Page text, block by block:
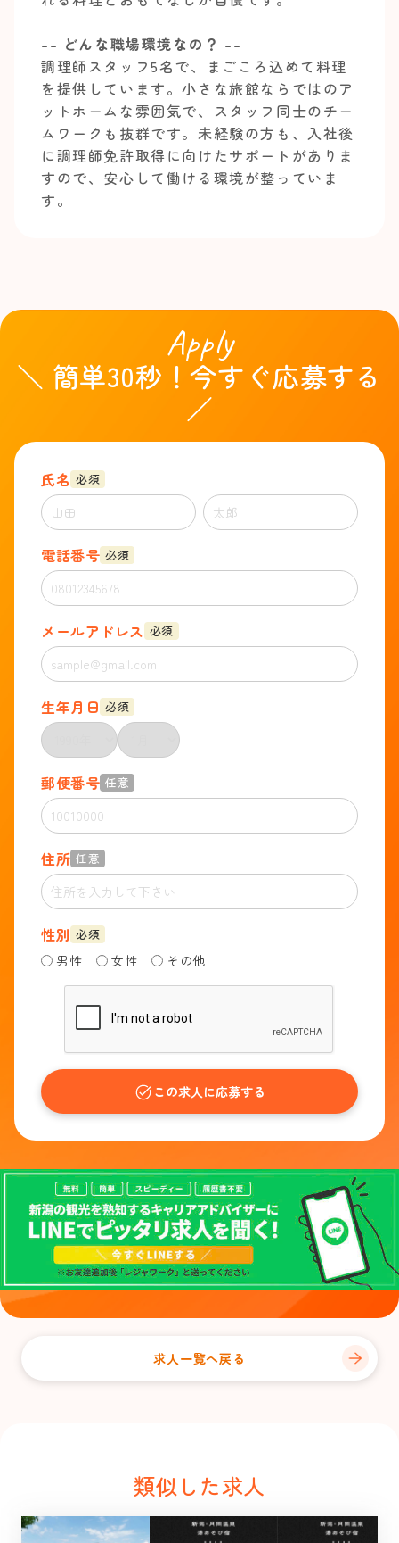
-- どんな職場環境なの？ --
調理師スタッフ5名で、まごころ込めて料理
を提供しています。小さな旅館ならではのア
ットホームな雰囲気で、スタッフ同士のチー
ムワークも抜群です。未経験の方も、入社後
に調理師免許取得に向けたサポートがありま
すので、安心して働ける環境が整っていま
す。
Apply
＼ 簡単30秒！今すぐ応募する
／
氏名 必須
電話番号 必須
メールアドレス 必須
生年月日 必須
郵便番号 任意
住所 任意
性別 必須
男性 女性 その他
この求人に応募する
求人一覧へ戻る
類似した求人